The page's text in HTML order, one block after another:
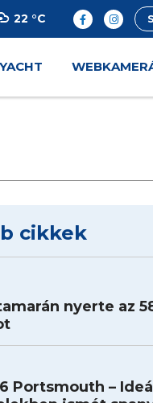
22 °C
YACHT
cikkek
nyerte az
Portsmouth –